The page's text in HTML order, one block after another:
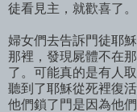
徒看見主，就歡喜了。
婦女們去告訴門徒耶
那裡，發現屍體不在
了。可能真的是有人
聽到了耶穌從死裡復
他們鎖了門是因為他